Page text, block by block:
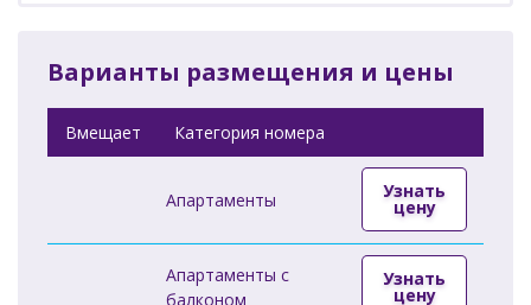
Варианты размещения и цены
Вмещает Категория номера
Апартаменты Узнать
цену
Апартаменты с
балконом
Узнать
цену